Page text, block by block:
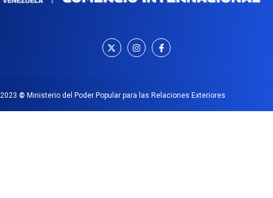
2023 © Ministerio del Poder Popular para las Relaciones Exteriores